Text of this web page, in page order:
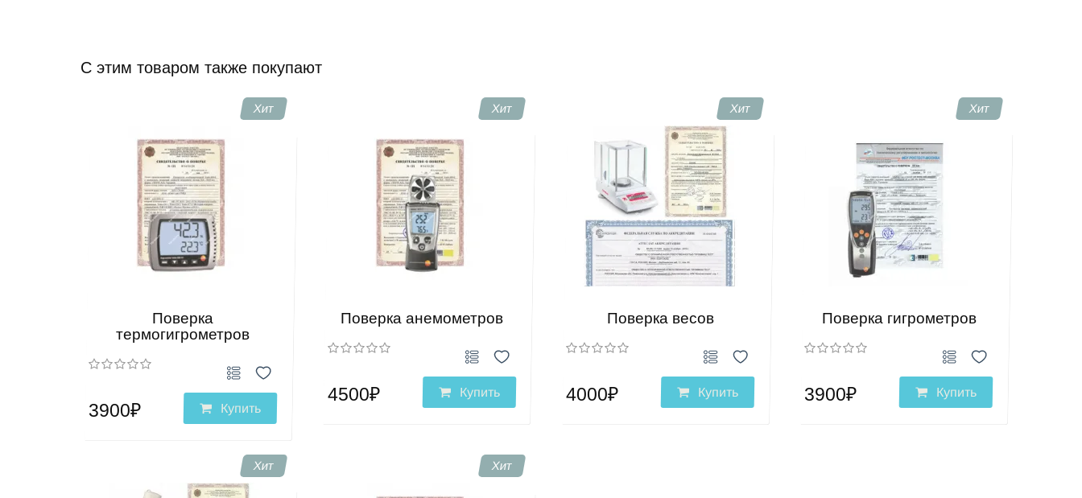
C этим товаром также покупают
Хит
Поверка
термогигрометров
3900₽ Купить
Хит
Поверка анемометров
4500₽ Купить
Хит
Поверка весов
4000₽ Купить
Хит
Поверка гигрометров
3900₽ Купить
Хит Хит